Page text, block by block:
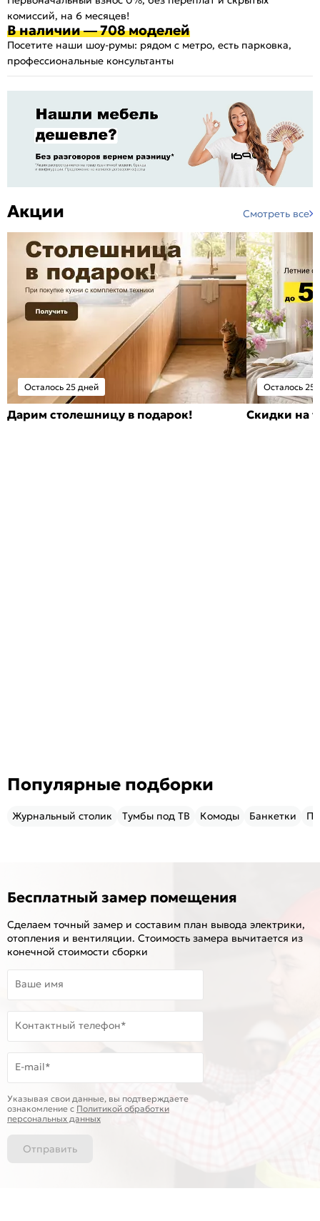
комиссий, на 6 месяцев!
В наличии — 708 моделей
Посетите наши шоу-румы: рядом с метро, есть парковка,
профессиональные консультанты
Акции Смотреть все
Осталось 25 дней
Дарим столешницу в подарок!
Осталось 25
Скидки на
Популярные подборки
Журнальный столик Тумбы под ТВ Комоды Банкетки
Бесплатный замер помещения
Сделаем точный замер и составим план вывода электрики,
отопления и вентиляции. Стоимость замера вычитается из
конечной стоимости сборки
Ваше имя
Контактный телефон*
E-mail*
Указывая свои данные, вы подтверждаете
ознакомление c Политикой обработки
персональных данных
Отправить